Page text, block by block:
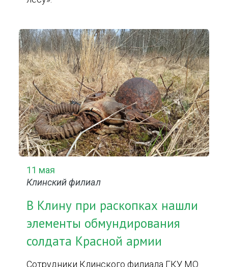
11 мая
Клинский филиал
В Клину при раскопках нашли
элементы обмундирования
солдата Красной армии
Сотрудники Клинского филиала ГКУ МО